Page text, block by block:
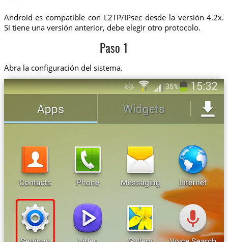
Android es compatible con L2TP/IPsec desde la versión 4.2x.
Si tiene una versión anterior, debe elegir otro protocolo.
Paso 1
Abra la configuración del sistema.